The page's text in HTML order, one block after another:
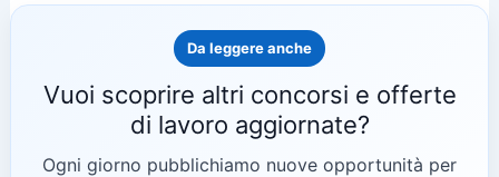
Da leggere anche
Vuoi scoprire altri concorsi e offerte
di lavoro aggiornate?
Ogni giorno pubblichiamo nuove opportunità per